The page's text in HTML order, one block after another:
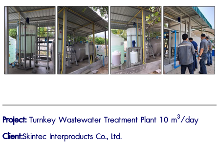
Project: Turnkey Wastewater Treatment Plant 10 m3/day
Client:Skintec Interproducts Co., Ltd.